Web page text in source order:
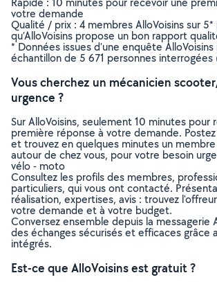
votre demande
Qualité / prix : 4 membres AlloVoisins sur
qu’AlloVoisins propose un bon rapport
* Données issues d’une enquête
échantillon de 5 671 personnes interrogées
Vous cherchez un mécanicien
urgence ?
Sur AlloVoisins, seulement 10 minutes pour
première réponse à votre demande.
et trouvez en quelques minutes un
autour de chez vous, pour votre besoin
vélo - moto
Consultez les profils des membres,
particuliers, qui vous ont contacté.
réalisation, expertises, avis : trouvez
votre demande et à votre budget.
Conversez ensemble depuis la messagerie
des échanges sécurisés et efficaces grâce
intégrés.
Est-ce que AlloVoisins est gratuit ?